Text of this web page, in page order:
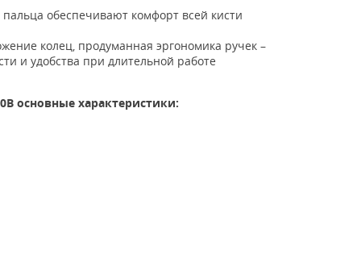
обеспечивают комфорт всей кисти
колец, продуманная эргономика ручек –
и удобства при длительной работе
основные характеристики: